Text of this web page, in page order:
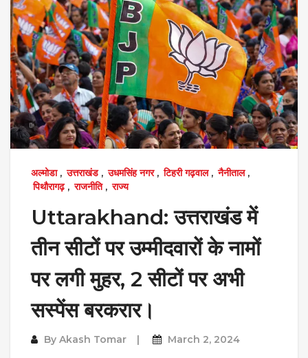
अल्मोडा, उत्तराखंड, उधमसिंह नगर, टिहरी गढ़वाल, नैनीताल,
पिथौरागढ़, राजनीति, राज्य
Uttarakhand: उत्तराखंड में
तीन सीटों पर उम्मीदवारों के नामों
पर लगी मुहर, 2 सीटों पर अभी
सस्पेंस बरकरार।
By Akash Tomar March 2, 2024